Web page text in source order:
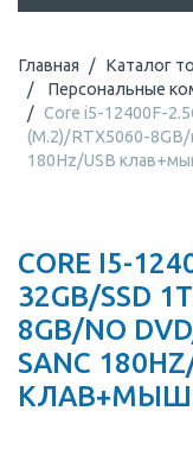
Главная
Каталог
Персональные
Core i5-12400F-
(M.2)/RTX5060-
180Hz/USB
CORE I5-
32GB/SSD
8GB/NO
SANC